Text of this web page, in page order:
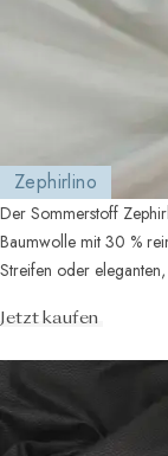
Zephirlino
Der Sommerstoff Zephirlino von ALUMO vereint 70 % feinste
Baumwolle mit 30 %
Streifen oder
Jetzt kaufen